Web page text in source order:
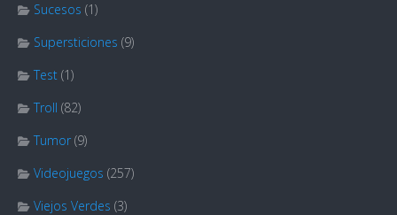
Sucesos (1)
Supersticiones (9)
Test (1)
Troll (82)
Tumor (9)
Videojuegos (257)
Viejos Verdes (3)